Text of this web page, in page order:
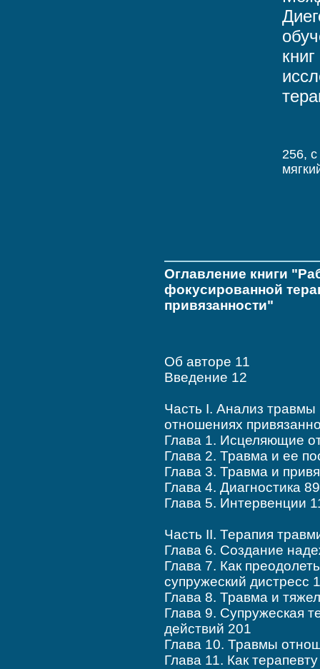
256,
Оглавление книги
фокусированной
привязанности"
Об авторе 11
Введение 12
Часть I. Анализ
отношениях
Глава 1. Исцеляющие
Глава 2. Травма и ее
Глава 3. Травма и
Глава 4. Диагностика 89
Глава 5. Интервенции
Часть II. Терапия
Глава 6. Создание
Глава 7. Как
супружеский дистресс
Глава 8. Травма и
Глава 9. Супружеская
действий 201
Глава 10. Травмы
Глава 11. Как